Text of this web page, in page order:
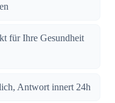
für Ihre Gesundheit
Antwort innert 24h